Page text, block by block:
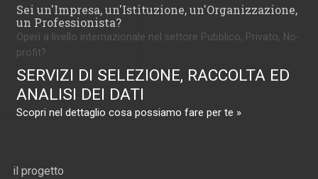
Sei un'Impresa, un'Istituzione, un'Organizzazione,
un Professionista?
Operi a livello internazionale nel settore Pubblico, Privato, No-
profit?
SERVIZI DI SELEZIONE, RACCOLTA ED
ANALISI DEI DATI
Scopri nel dettaglio cosa possiamo fare per te »
il progetto